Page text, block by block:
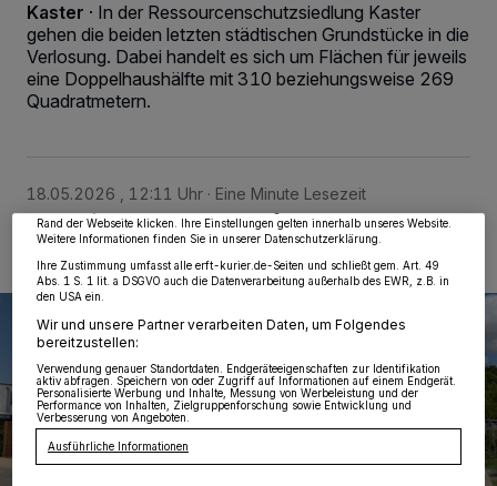
Kaster · In der Ressourcenschutzsiedlung Kaster
gehen die beiden letzten städtischen Grundstücke in die
Verlosung. Dabei handelt es sich um Flächen für jeweils
eine Doppelhaushälfte mit 310 beziehungsweise 269
Quadratmetern.
18.05.2026 , 12:11 Uhr Eine Minute Lesezeit
Wir und unsere218-Partner speichern und greifen auf personenbezogene Daten
wieder aufrufen, um Ihre Einstellungen zu ändern oder Ihre Einwilligung zu
Rand der Webseite klicken. Ihre Einstellungen gelten innerhalb unseres Website.
Weitere Informationen finden Sie in unserer Datenschutzerklärung.
Ihre Zustimmung umfasst alle erft-kurier.de-Seiten und schließt gem. Art. 49
Abs. 1 S. 1 lit. a DSGVO auch die Datenverarbeitung außerhalb des EWR, z.B. in
den USA ein.
Wir und unsere Partner verarbeiten Daten, um Folgendes
bereitzustellen:
Verwendung genauer Standortdaten. Endgeräteeigenschaften zur Identifikation
aktiv abfragen. Speichern von oder Zugriff auf Informationen auf einem Endgerät.
Personalisierte Werbung und Inhalte, Messung von Werbeleistung und der
Performance von Inhalten, Zielgruppenforschung sowie Entwicklung und
Verbesserung von Angeboten.
Ausführliche Informationen